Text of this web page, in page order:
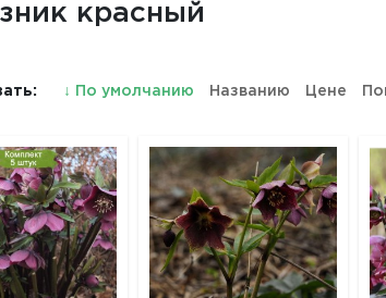
красный
↓ По умолчанию Названию Цене